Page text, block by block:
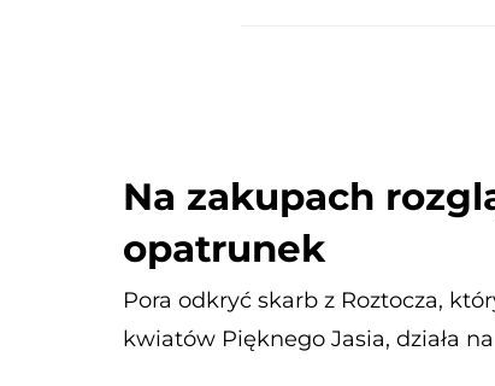
Na zakupach
opatrunek
Pora odkryć skarb z Roztocza,
kwiatów Pięknego Jasia, działa